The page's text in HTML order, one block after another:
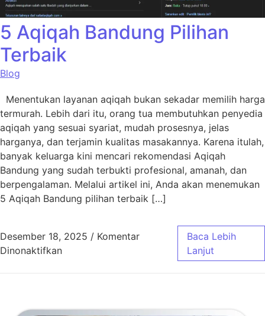
5 Aqiqah Bandung Pilihan
Terbaik
Blog
Menentukan layanan aqiqah bukan sekadar memilih harga
termurah. Lebih dari itu, orang tua membutuhkan penyedia
aqiqah yang sesuai syariat, mudah prosesnya, jelas
harganya, dan terjamin kualitas masakannya. Karena itulah,
banyak keluarga kini mencari rekomendasi Aqiqah
Bandung yang sudah terbukti profesional, amanah, dan
berpengalaman. Melalui artikel ini, Anda akan menemukan
5 Aqiqah Bandung pilihan terbaik […]
Desember 18, 2025 / Komentar
Dinonaktifkanpada 5 Aqiqah Bandung Pilihan Terbaik
Baca Lebih
Lanjut